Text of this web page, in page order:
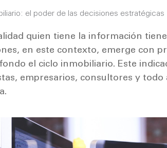
el poder de las decisiones estratégicas
quien tiene la información
en este contexto, emerge con
el ciclo inmobiliario. Este
empresarios, consultores y